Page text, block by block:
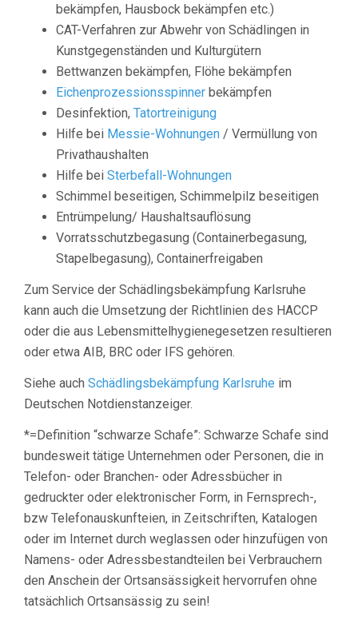
bekämpfen, Hausbock bekämpfen etc.)
CAT-Verfahren zur Abwehr von Schädlingen in
Kunstgegenständen und Kulturgütern
Bettwanzen bekämpfen, Flöhe bekämpfen
Eichenprozessionsspinner bekämpfen
Desinfektion, Tatortreinigung
Hilfe bei Messie-Wohnungen / Vermüllung von
Privathaushalten
Hilfe bei Sterbefall-Wohnungen
Schimmel beseitigen, Schimmelpilz beseitigen
Entrümpelung/ Haushaltsauflösung
Vorratsschutzbegasung (Containerbegasung,
Stapelbegasung), Containerfreigaben
Zum Service der Schädlingsbekämpfung Karlsruhe
kann auch die Umsetzung der Richtlinien des HACCP
oder die aus Lebensmittelhygienegesetzen resultieren
oder etwa AIB, BRC oder IFS gehören.
Siehe auch Schädlingsbekämpfung Karlsruhe im
Deutschen Notdienstanzeiger.
*=Definition “schwarze Schafe”: Schwarze Schafe sind
bundesweit tätige Unternehmen oder Personen, die in
Telefon- oder Branchen- oder Adressbücher in
gedruckter oder elektronischer Form, in Fernsprech-,
bzw Telefonauskunfteien, in Zeitschriften, Katalogen
oder im Internet durch weglassen oder hinzufügen von
Namens- oder Adressbestandteilen bei Verbrauchern
den Anschein der Ortsansässigkeit hervorrufen ohne
tatsächlich Ortsansässig zu sein!